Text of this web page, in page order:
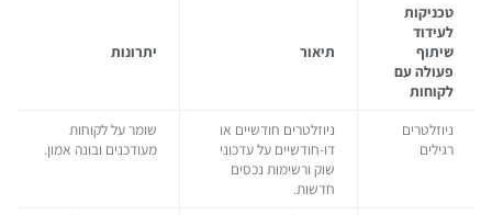
טכניקות
לעידוד
שיתוף
פעולה עם
לקוחות
תיאור יתרונות
ניוזלטרים
רגילים
ניוזלטרים חודשיים או
דו-חודשיים על עדכוני
שוק ורשימות נכסים
חדשות.
שומר על לקוחות
מעודכנים ובונה אמון.